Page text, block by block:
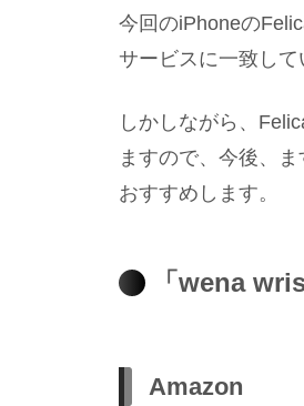
今回のiPhoneの
サービスに一致して
しかしながら、
ますので、今後、
おすすめします。
「wena
Amazon